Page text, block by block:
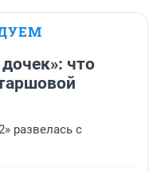
что
развелась с